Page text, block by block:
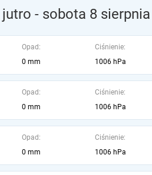
- sobota 8 sierpnia
Opad:
0 mm
Ciśnienie:
1006 hPa
Opad:
0 mm
Ciśnienie:
1006 hPa
Opad:
0 mm
Ciśnienie:
1006 hPa